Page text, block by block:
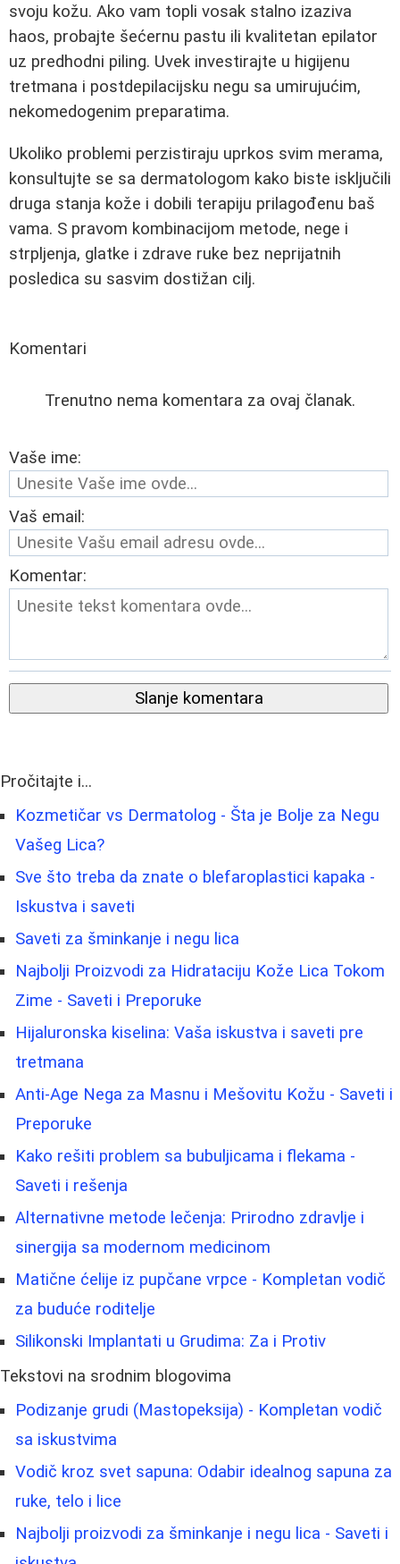
svoju kožu. Ako vam topli vosak stalno izaziva
haos, probajte šećernu pastu ili kvalitetan epilator
uz predhodni piling. Uvek investirajte u higijenu
tretmana i postdepilacijsku negu sa umirujućim,
nekomedogenim preparatima.
Ukoliko problemi perzistiraju uprkos svim merama,
konsultujte se sa dermatologom kako biste isključili
druga stanja kože i dobili terapiju prilagođenu baš
vama. S pravom kombinacijom metode, nege i
strpljenja, glatke i zdrave ruke bez neprijatnih
posledica su sasvim dostižan cilj.
Komentari
Trenutno nema komentara za ovaj članak.
Vaše ime:
Vaš email:
Komentar:
Slanje komentara
Pročitajte i...
Kozmetičar vs Dermatolog - Šta je Bolje za Negu
Vašeg Lica?
Sve što treba da znate o blefaroplastici kapaka -
Iskustva i saveti
Saveti za šminkanje i negu lica
Najbolji Proizvodi za Hidrataciju Kože Lica Tokom
Zime - Saveti i Preporuke
Hijaluronska kiselina: Vaša iskustva i saveti pre
tretmana
Anti-Age Nega za Masnu i Mešovitu Kožu - Saveti i
Preporuke
Kako rešiti problem sa bubuljicama i flekama -
Saveti i rešenja
Alternativne metode lečenja: Prirodno zdravlje i
sinergija sa modernom medicinom
Matične ćelije iz pupčane vrpce - Kompletan vodič
za buduće roditelje
Silikonski Implantati u Grudima: Za i Protiv
Tekstovi na srodnim blogovima
Podizanje grudi (Mastopeksija) - Kompletan vodič
sa iskustvima
Vodič kroz svet sapuna: Odabir idealnog sapuna za
ruke, telo i lice
Najbolji proizvodi za šminkanje i negu lica - Saveti i